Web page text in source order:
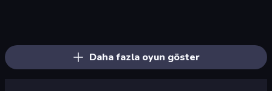
Daha fazla oyun göster